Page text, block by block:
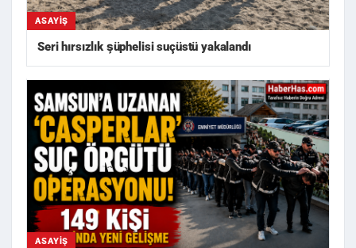
ASAYIŞ
Seri hırsızlık şüphelisi suçüstü yakalandı
ASAYIŞ